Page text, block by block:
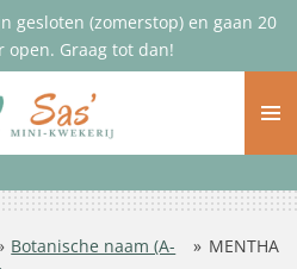
gesloten (zomerstop) en gaan 20
open. Graag tot dan!
Botanische naam (A-
» MENTHA